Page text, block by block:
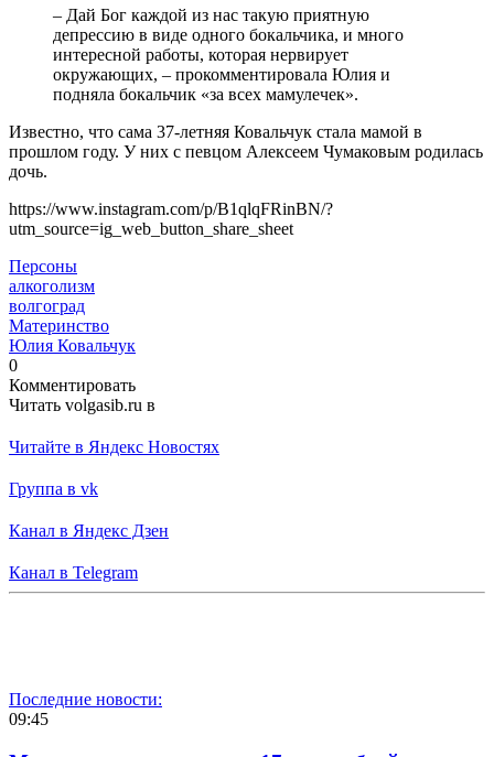
– Дай Бог каждой из нас такую приятную
депрессию в виде одного бокальчика, и много
интересной работы, которая нервирует
окружающих, – прокомментировала Юлия и
подняла бокальчик «за всех мамулечек».
Известно, что сама 37-летняя Ковальчук стала мамой в
прошлом году. У них с певцом Алексеем Чумаковым родилась
дочь.
https://www.instagram.com/p/B1qlqFRinBN/?
utm_source=ig_web_button_share_sheet
Персоны
алкоголизм
волгоград
Материнство
Юлия Ковальчук
0
Комментировать
Читать volgasib.ru в
Читайте в Яндекс Новостях
Группа в vk
Канал в Яндекс Дзен
Канал в Telegram
Последние новости:
09:45